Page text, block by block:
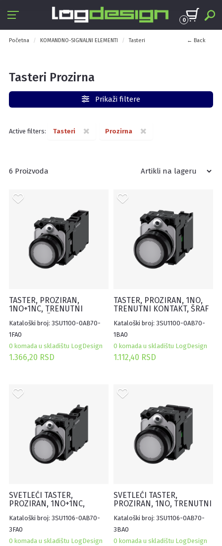
0
Početna KOMANDNO-SIGNALNI ELEMENTI Tasteri ← Back
Tasteri Prozirna
Prikaži filtere
Active filters: ×
Tasteri ×
Prozirna
6
TASTER, PROZIRAN,
1NO+1NC, TRENUTNI
Kataloški broj: 3SU1100-0AB70-
1FA0
0 komada u skladištu LogDesign
1.366,20 RSD
TASTER, PROZIRAN, 1NO,
TRENUTNI KONTAKT, ŠRAF
Kataloški broj: 3SU1100-0AB70-
1BA0
0 komada u skladištu LogDesign
1.112,40 RSD
SVETLEĆI TASTER,
PROZIRAN, 1NO+1NC,
230VAC, OPRUGA
Kataloški broj: 3SU1106-0AB70-
3FA0
0 komada u skladištu LogDesign
SVETLEĆI TASTER,
PROZIRAN, 1NO, TRENUTNI
Kataloški broj: 3SU1106-0AB70-
3BA0
0 komada u skladištu LogDesign